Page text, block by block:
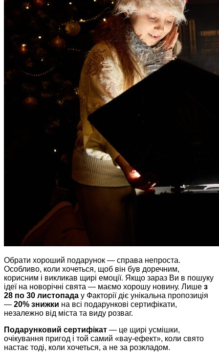
Обрати хороший подарунок — справа непроста.
Особливо, коли хочеться, щоб він був доречним,
корисним і викликав щирі емоції. Якщо зараз Ви в пошуку
ідеї на новорічні свята — маємо хорошу новину. Лише з
28 по 30 листопада у Факторії діє унікальна пропозиція
— 20% знижки на всі подарункові сертифікати,
незалежно від міста та виду розваг.
Подарунковий сертифікат — це щирі усмішки,
очікування пригод і той самий «вау-ефект», коли свято
настає тоді, коли хочеться, а не за розкладом.